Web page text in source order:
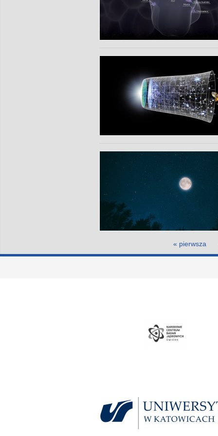
« pierwsza